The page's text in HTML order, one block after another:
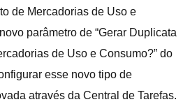
de Mercadorias de Uso e
parâmetro de “Gerar Duplicata
de Uso e Consumo?” do
esse novo tipo de
através da Central de Tarefas.